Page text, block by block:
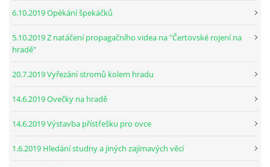
6.10.2019 Opékání špekáčků
5.10.2019 Z natáčení propagačního videa na "Čertovské rojení na
hradě"
20.7.2019 Vyřezání stromů kolem hradu
14.6.2019 Ovečky na hradě
14.6.2019 Výstavba přístřešku pro ovce
1.6.2019 Hledání studny a jiných zajímavých věcí